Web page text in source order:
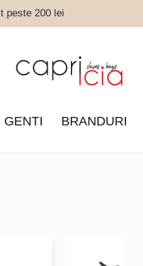
peste 200 lei
GENTI BRANDURI